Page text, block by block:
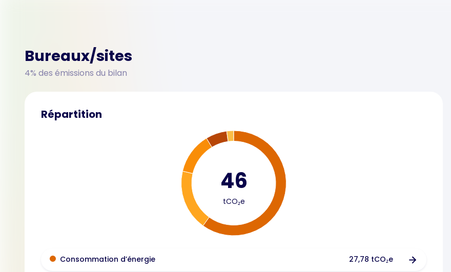
Bureaux/sites
4% des émissions du bilan
Répartition
46
tCO₂e
Consommation d’énergie 27,78 tCO₂e